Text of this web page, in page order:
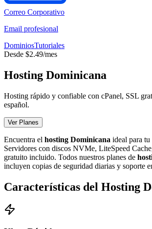
Correo Corporativo
Email profesional
DominiosTutoriales
Desde $2.49/mes
Hosting Dominicana
Hosting rápido y confiable con cPanel, SSL
español.
Ver Planes
Encuentra el hosting Dominicana ideal para
Servidores con discos NVMe, LiteSpeed
gratuito incluido. Todos nuestros planes de
incluyen copias de seguridad diarias y soporte
Características del Hosting